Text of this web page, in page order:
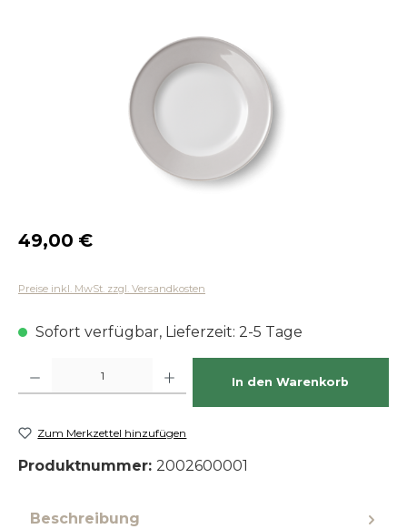
Regulärer Preis:
49,00 €
Preise inkl. MwSt. zzgl. Versandkosten
Sofort verfügbar, Lieferzeit: 2-5 Tage
In den Warenkorb
Zum Merkzettel hinzufügen
Produktnummer: 2002600001
Beschreibung